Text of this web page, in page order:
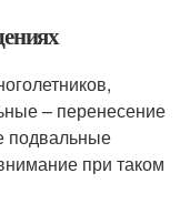
– перенесение
подвальные
при таком